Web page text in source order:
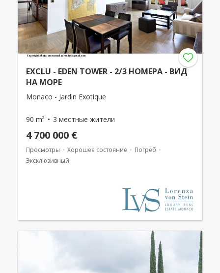
EXCLU - EDEN TOWER - 2/3 НОМЕРА - ВИД
НА МОРЕ
Monaco - Jardin Exotique
90 m² 3 местные жители
4 700 000 €
Просмотры Хорошее состояние
Погреб
Эксклюзивный